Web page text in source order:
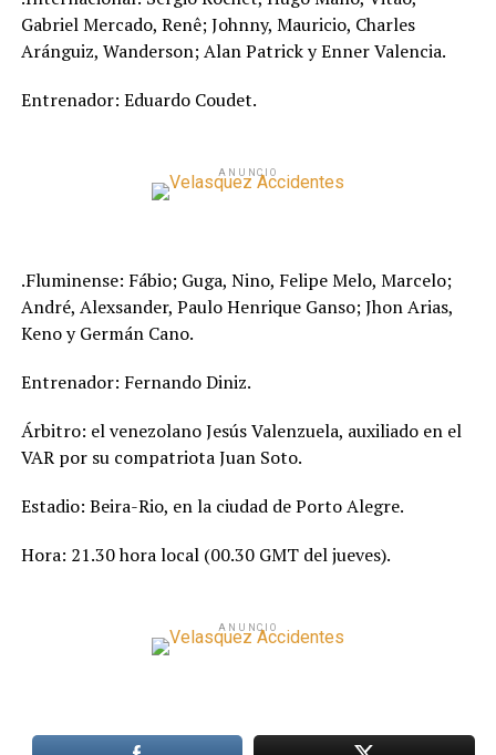
Gabriel Mercado, Renê; Johnny, Mauricio, Charles
Aránguiz, Wanderson; Alan Patrick y Enner Valencia.
Entrenador: Eduardo Coudet.
ANUNCIO
.Fluminense: Fábio; Guga, Nino, Felipe Melo, Marcelo;
André, Alexsander, Paulo Henrique Ganso; Jhon Arias,
Keno y Germán Cano.
Entrenador: Fernando Diniz.
Árbitro: el venezolano Jesús Valenzuela, auxiliado en el
VAR por su compatriota Juan Soto.
Estadio: Beira-Rio, en la ciudad de Porto Alegre.
Hora: 21.30 hora local (00.30 GMT del jueves).
ANUNCIO